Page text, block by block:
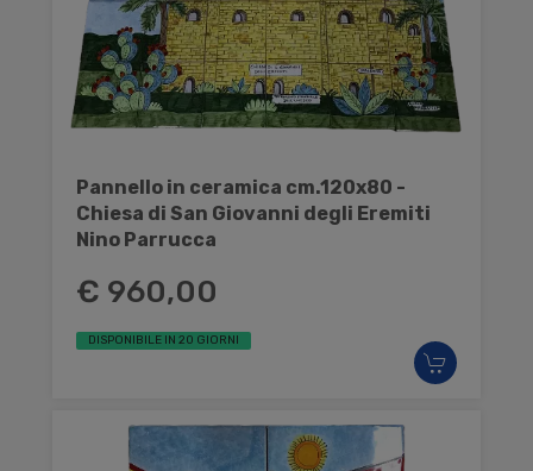
Pannello in ceramica cm.120x80 -
Chiesa di San Giovanni degli Eremiti
Nino Parrucca
€ 960,00
DISPONIBILE IN 20 GIORNI